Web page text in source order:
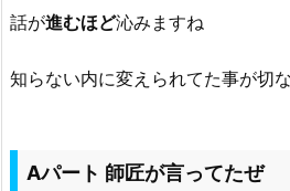
話が進むほど沁みますね
知らない内に変えられてた事が切
Aパート 師匠が言ってたぜ